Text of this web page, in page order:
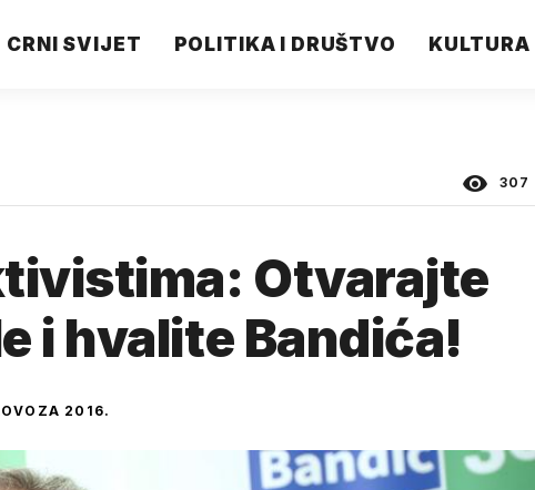
CRNI SVIJET POLITIKA I DRUŠTVO KULTURA
307
Otvarajte
i hvalite Bandića!
2016.